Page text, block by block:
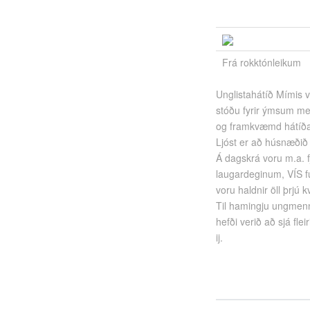
Frá rokktónleikum
Unglistahátíð Mímis
stóðu fyrir ýmsum
og framkvæmd
Ljóst er að
Á dagskrá voru m.a.
laugardeginum, VÍS
voru haldnir öll þrjú
Til hamingju
hefði verið að sjá
ij.